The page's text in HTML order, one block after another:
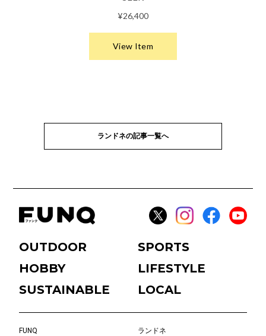
ランドネの記事一覧へ
OUTDOOR
SPORTS
HOBBY
LIFESTYLE
SUSTAINABLE
LOCAL
FUNQ
ランドネ